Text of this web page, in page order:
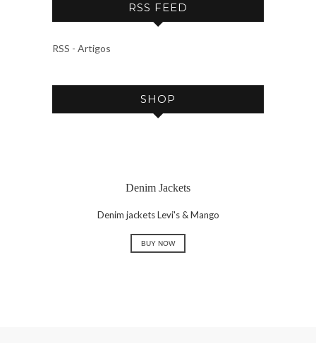
V
RSS FEED
RSS - Artigos
SHOP
Denim Jackets
Denim jackets Levi's & Mango
BUY NOW